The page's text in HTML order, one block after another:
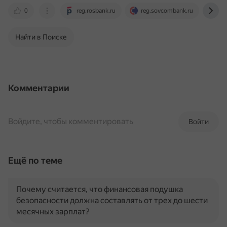
0 reg.rosbank.ru reg.sovcombank.ru
Найти в Поиске
Комментарии
Войти
Войдите, чтобы комментировать
Ещё по теме
Почему считается, что финансовая подушка
безопасности должна составлять от трех до шести
месячных зарплат?